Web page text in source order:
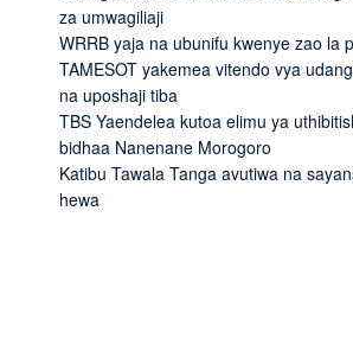
za umwagiliaji
WRRB yaja na ubunifu kwenye zao la
TAMESOT yakemea vitendo vya
na uposhaji tiba
TBS Yaendelea kutoa elimu ya
bidhaa Nanenane Morogoro
Katibu Tawala Tanga avutiwa na
hewa